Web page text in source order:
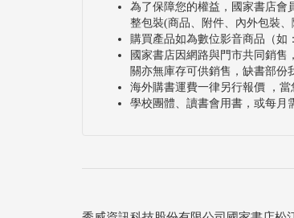
為了保障您的權益，國家書店會
整包裝(商品、附件、內外包裝
購買產品如為數位影音商品（如
國家書店因網路與門市共同銷
關亦無庫存可供銷售，缺書部份
海外購書運費一律另行報價 ，
學校團體、讀書會用書，或每月